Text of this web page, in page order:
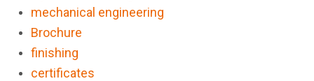
mechanical engineering
Brochure
finishing
certificates